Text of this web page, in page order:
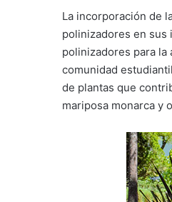
La incorporación de
polinizadores en sus
polinizadores para la
comunidad
de plantas que
mariposa monarca y